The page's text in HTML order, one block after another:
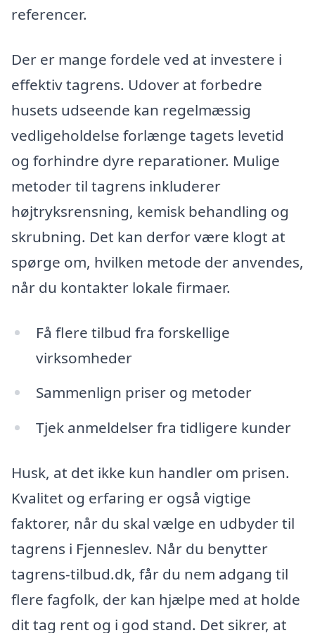
referencer.
Der er mange fordele ved at investere i
effektiv tagrens. Udover at forbedre
husets udseende kan regelmæssig
vedligeholdelse forlænge tagets levetid
og forhindre dyre reparationer. Mulige
metoder til tagrens inkluderer
højtryksrensning, kemisk behandling og
skrubning. Det kan derfor være klogt at
spørge om, hvilken metode der anvendes,
når du kontakter lokale firmaer.
Få flere tilbud fra forskellige
virksomheder
Sammenlign priser og metoder
Tjek anmeldelser fra tidligere kunder
Husk, at det ikke kun handler om prisen.
Kvalitet og erfaring er også vigtige
faktorer, når du skal vælge en udbyder til
tagrens i Fjenneslev. Når du benytter
tagrens-tilbud.dk, får du nem adgang til
flere fagfolk, der kan hjælpe med at holde
dit tag rent og i god stand. Det sikrer, at